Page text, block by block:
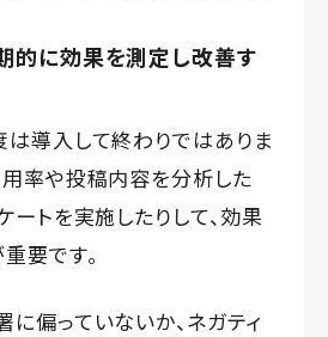
的に効果を測定し改善す
は導入して終わりではありま
率や投稿内容を分析した
ートを実施したりして、効果
要です。
偏っていないか、ネガティ